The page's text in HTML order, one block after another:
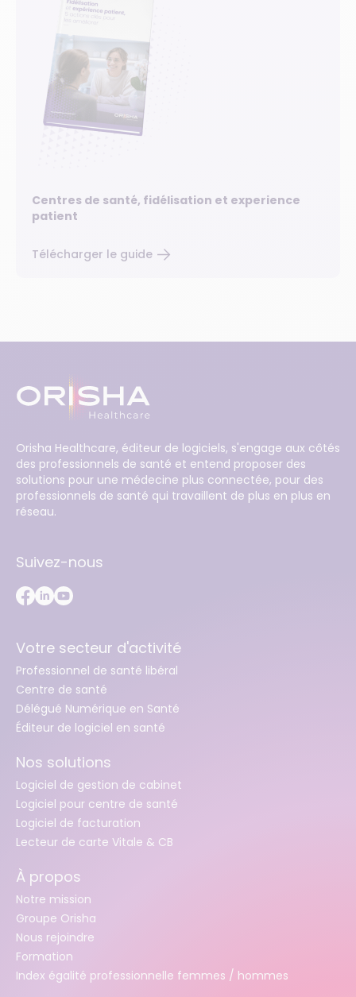
Centres de santé, fidélisation et experience
patient
Télécharger le guide
Orisha Healthcare, éditeur de logiciels, s'engage aux côtés
des professionnels de santé et entend proposer des
solutions pour une médecine plus connectée, pour des
professionnels de santé qui travaillent de plus en plus en
réseau.
Suivez-nous
Votre secteur d'activité
Professionnel de santé libéral
Centre de santé
Délégué Numérique en Santé
Éditeur de logiciel en santé
Nos solutions
Logiciel de gestion de cabinet
Logiciel pour centre de santé
Logiciel de facturation
Lecteur de carte Vitale & CB
À propos
Notre mission
Groupe Orisha
Nous rejoindre
Formation
Index égalité professionnelle femmes / hommes